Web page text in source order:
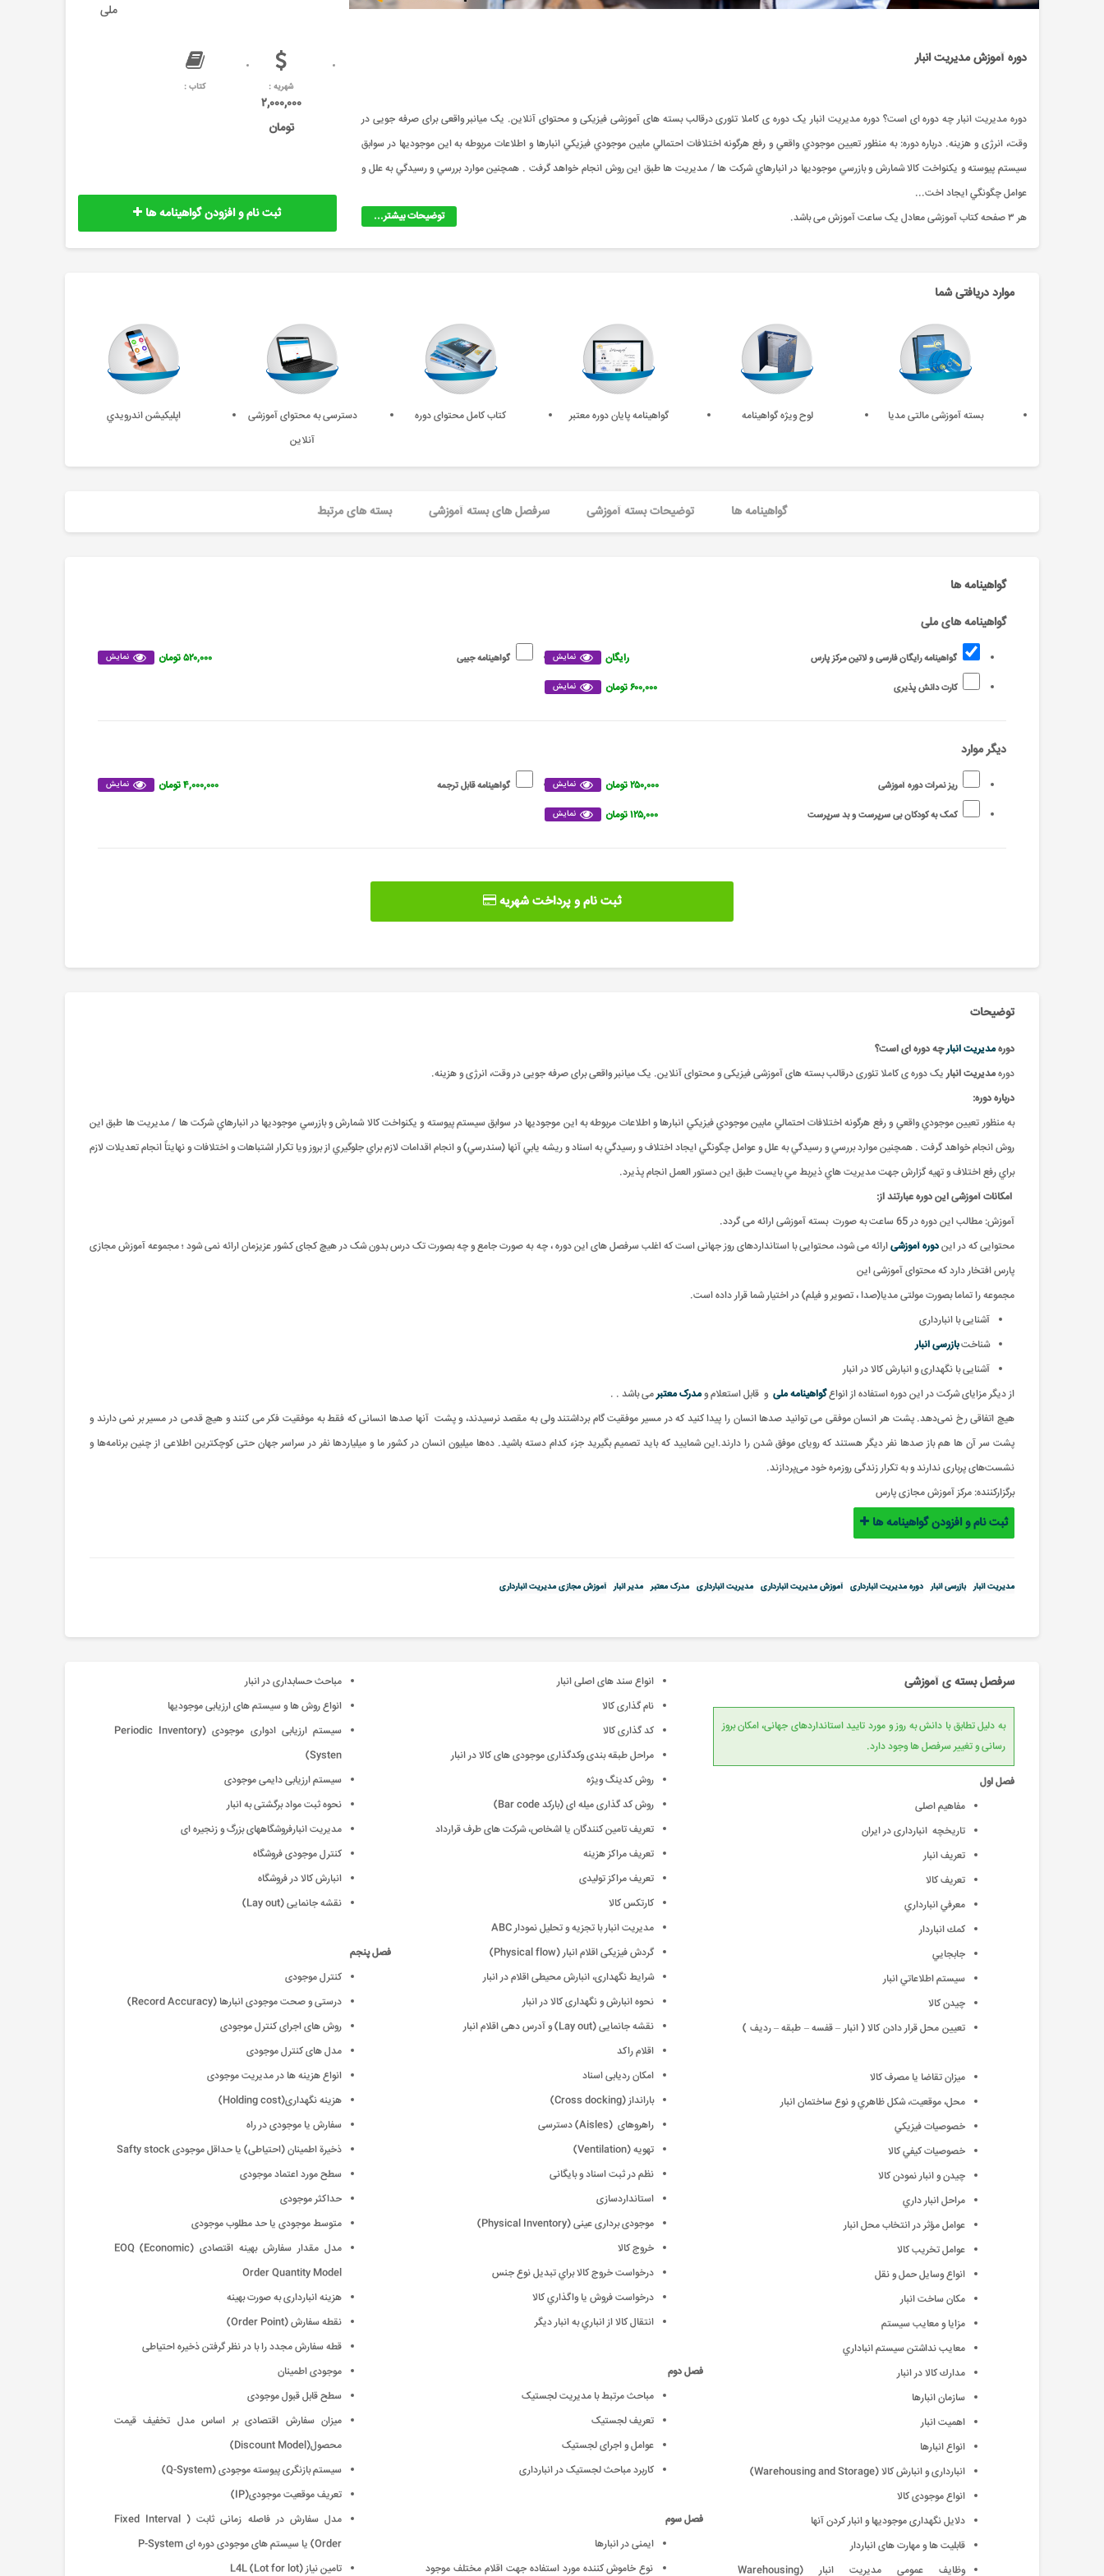
دوره آموزش مدیریت انبار
دوره مدیریت انبار چه دوره ای است؟ دوره مدیریت انبار یک دوره ی کاملا تئوری درقالب بسته های آموزشی فیزیکی و محتوای آنلاین. یک میانبر واقعی برای صرفه جویی در
وقت، انرژی و هزینه. درباره دوره: به منظور تعيين موجودي واقعي و رفع هرگونه اختلافات احتمالي مابين موجودي فيزيکي انبارها و اطلاعات مربوطه به اين موجوديها در سوابق
سيستم پيوسته و يکنواخت کالا شمارش و بازرسي موجوديها در انبارهاي شرکت ها / مديريت ها طبق اين روش انجام خواهد گرفت . همچنين موارد بررسي و رسيدگي به علل و
عوامل چگونگي ايجاد اخت...
توضیحات بیشتر...
هر ۳ صفحه کتاب آموزشی معادل یک ساعت آموزش می باشد.
ملی
شهریه :
۲,۰۰۰,۰۰۰
تومان
کتاب :
ثبت نام و افزودن گواهینامه ها
موارد دریافتی شما
بسته آموزشی مالتی مدیا لوح ویژه گواهینامه گواهینامه پایان دوره معتبر کتاب کامل محتوای دوره
دسترسی به محتوای آموزشی
آنلاین
اپليکيشن اندرويدي
گواهینامه ها توضیحات بسته آموزشی سرفصل های بسته آموزشی بسته های مرتبط
گواهینامه ها
گواهینامه های ملی
گواهینامه رایگان فارسی و لاتین مرکز پارس نمایش رایگان
کارت دانش پذیری نمایش ۶۰۰,۰۰۰ تومان
گواهینامه جیبی نمایش ۵۲۰,۰۰۰ تومان
دیگر موارد
ریز نمرات دوره آموزشی نمایش ۲۵۰,۰۰۰ تومان
کمک به کودکان بی سرپرست و بد سرپرست نمایش ۱۲۵,۰۰۰ تومان
گواهینامه قابل ترجمه نمایش ۴,۰۰۰,۰۰۰ تومان
ثبت نام و پرداخت شهریه
توضیحات
دورهمدیریت انبارچه دوره ای است؟
دورهمدیریت انباریک دوره ی کاملا تئوری درقالب بسته های آموزشی فیزیکی و محتوای آنلاین. یک میانبر واقعی برای صرفه جویی در وقت، انرژی و هزینه.
درباره دوره:
به منظور تعيين موجودي واقعي و رفع هرگونه اختلافات احتمالي مابين موجودي فيزيکي انبارها و اطلاعات مربوطه به اين موجوديها در سوابق سيستم پيوسته و يکنواخت کالا شمارش و بازرسي موجوديها در انبارهاي شرکت ها / مديريت ها طبق اين
روش انجام خواهد گرفت . همچنين موارد بررسي و رسيدگي به علل و عوامل چگونگي ايجاد اختلاف و رسيدگي به اسناد و ريشه يابي آنها (سندرسي) و انجام اقدامات لازم براي جلوگيري از بروز ويا تکرار اشتباهات و اختلافات و نهايتاً انجام تعديلات لازم
براي رفع اختلاف و تهيه گزارش جهت مديريت هاي ذيربط مي بايست طبق اين دستور العمل انجام پذيرد.
امکانات آموزشی این دوره عبارتند از:
آموزش: مطالب این دوره در 65 ساعت به صورت بسته آموزشی ارائه می گردد
.
محتوایی که در ایندوره آموزشیارائه می شود، محتوایی با استانداردهای روز جهانی است که اغلب سرفصل های این دوره ، چه به صورت جامع و چه بصورت تک درس بدون شک در هیچ کجای کشور عزیزمان ارائه نمی شود ؛ مجموعه آموزش مجازی
پارس افتخار دارد که محتوای آموزشی این
مجموعه را تماما بصورت مولتی مدیا(صدا ، تصویر و فیلم) در اختیار شما قرار داده است.
آشنایی با انبارداری
شناختبازرسی انبار
آشنایی با نگهداری و انبارش کالا در انبار
از دیگر مزایای شرکت در این دوره استفاده از انواعگواهینامه ملی و قابل استعلام ومدرک معتبرمی باشد . .
هیچ اتفاقی رخ نمی‌دهد. پشت هر انسان موفقی می توانید صدها انسان را پیدا کنید که در مسیر موفقیت گام برداشتند ولی به مقصد نرسیدند، و پشت آنها صدها انسانی که فقط به موفقیت فکر می کنند و هیچ قدمی در مسیر بر نمی دارند و
پشت سر آن ها هم باز صدها نفر دیگر هستند که رویای موفق شدن را دارند.این شمایید که باید تصمیم بگیرید جزء کدام دسته باشید. ده‌ها میلیون‌ انسان در کشور ما و میلیاردها نفر در سراسر جهان حتی کوچکترین اطلاعی از چنین برنامه‌ها و
نشست‌های پرباری ندارند و به تکرار زندگی روزمره خود می‌پردازند.
برگزارکننده: مرکز آموزش مجازی پارس
ثبت نام و افزودن گواهینامه ها
مدیریت انبار بازرسی انبار دوره مدیریت انبارداری آموزش مدیریت انبارداری مدیریت انبارداری مدرک معتبر مدیر انبار آموزش مجازی مدیریت انبارداری
سرفصل بسته ی آموزشی
به دلیل تطابق با دانش به روز و مورد تایید استانداردهای جهانی، امکان بروز
رسانی و تغییر سرفصل ها وجود دارد.
فصل اول
مفاهیم اصلی
تاریخچه انبارداری در ایران
تعریف انبار
تعریف کالا
معرفي انبارداري
كمك انباردار
جابجايي
سيستم اطلاعاتي انبار
چيدن كالا
تعيين محل قرار دادن كالا ( انبار – قفسه – طبقه – رديف )
ميزان تقاضا يا مصرف كالا
محل، موقعيت، شكل ظاهري و نوع ساختمان انبار
خصوصيات فيزيكي
خصوصيات كيفي كالا
چيدن و انبار نمودن كالا
مراحل انبار داري
عوامل مؤثر در انتخاب محل انبار
عوامل تخريب كالا
انواع وسايل حمل و نقل
مكان ساخت انبار
مزايا و معايب سيستم
معايب نداشتن سيستم انباداري
مدارك كالا در انبار
سازمان انبارها
اهميت انبار
انواع انبارها
انبارداری و انبارش کالا (Warehousing and Storage)
انواع موجودی کالا
دلایل نگهداری موجودیها و انبار کردن آنها
قابلیت ها و مهارت های انباردار
وظایف عمومی مدیریت انبار (Warehousing
انواع سند های اصلی انبار
نام گذاری کالا
کد گذاری کالا
مراحل طبقه بندی وکدگذاری موجودی های کالا در انبار
روش کدینگ ویژه
روش کد گذاری میله ای (بارکد Bar code)
تعریف تامین کنندگان یا اشخاص، شرکت های طرف قرارداد
تعریف مراکز هزینه
تعریف مراکز تولیدی
کارتکس کالا
مدیریت انبار با تجزیه و تحلیل نمودار ABC
گردش فیزیکی اقلام انبار (Physical flow)
شرایط نگهداری، انبارش محیطی اقلام در انبار
نحوه انبارش و نگهداری کالا در انبار
نقشه جانمایی (Lay out) و آدرس دهی اقلام انبار
اقلام راکد
امکان ردیابی اسناد
بارانداز (Cross docking)
راهروهای (Aisles) دسترسی
تهویه (Ventilation)
نظم در ثبت اسناد و بایگانی
استانداردسازی
موجودی برداری عینی (Physical Inventory)
خروج كالا
درخواست خروج كالا براي تبديل نوع جنس
درخواست فروش يا واگذاري كالا
انتقال كالا از انباري به انبار ديگر
فصل دوم
مباحث مرتبط با مدیریت لجستیک
تعریف لجستیک
عوامل و اجرای لجستیک
کاربرد مباحث لجستیک در انبارداری
فصل سوم
ایمنی در انبارها
نوع خاموش کننده مورد استفاده جهت اقلام مختلف موجود
مباحث حسابداری در انبار
انواع ‌روش ها و سیستم های ارزیابی موجودیها
سیستم ارزیابی ادواری موجودی (Periodic Inventory
Systen)
سیستم ارزیابی دایمی موجودی
نحوه ثبت مواد برگشتی به انبار
مدیریت انبارفروشگاههای بزرگ و زنجیره ای
کنترل موجودی فروشگاه
انبارش کالا در فروشگاه
نقشه جانمایی (Lay out)
فصل پنجم
کنترل موجودی
درستی و صحت موجودی انبارها (Record Accuracy)
روش های اجرای کنترل موجودی
مدل های کنترل موجودی
انواع هزینه ها در مدیریت موجودی
هزینه نگهداری(Holding cost)
سفارش یا موجودی در راه
ذخیرة اطمینان (احتیاطی) یا حداقل موجودی Safty stock
سطح مورد اعتماد موجودی
حداکثر موجودی
متوسط موجودی یا حد مطلوب موجودی
مدل مقدار سفارش بهینه اقتصادی (EOQ (Economic
Order Quantity Model
هزینه انبارداری به صورت بهینه
نقطه سفارش (Order Point)
قطه سفارش مجدد را با در نظر گرفتن ذخیره احتیاطی
موجودی اطمینان
سطح قابل قبول موجودی
میزان سفارش اقتصادی بر اساس مدل تخفیف قیمت
محصول(Discount Model)
سیستم بازنگری پیوسته موجودی (Q-System)
تعریف موقعیت موجودی(IP)
مدل سفارش در فاصله زمانی ثابت ( Fixed Interval
Order) یا سیستم های موجودی دوره ای P-System
تامین نیاز (L4L (Lot for lot